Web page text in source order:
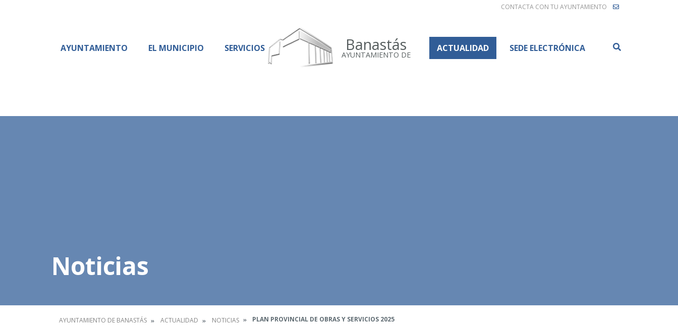
CONTACTA CON TU AYUNTAMIENTO
Banastás
AYUNTAMIENTO DE
AYUNTAMIENTO EL MUNICIPIO SERVICIOS ACTUALIDAD SEDE ELECTRÓNICA
Noticias
AYUNTAMIENTO DE BANASTÁS ACTUALIDAD NOTICIAS PLAN PROVINCIAL DE OBRAS Y SERVICIOS 2025